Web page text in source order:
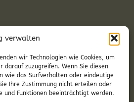
verwalten
wir Technologien wie Cookies, um
darauf zuzugreifen. Wenn Sie diesen
wie das Surfverhalten oder eindeutige
Ihre Zustimmung nicht erteilen oder
und Funktionen beeinträchtigt werden.